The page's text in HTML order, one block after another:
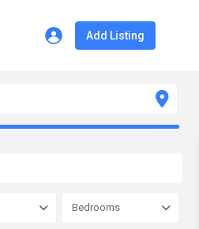
Add Listing
Bedrooms